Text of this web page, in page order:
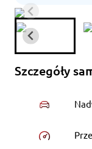
Szczegóły